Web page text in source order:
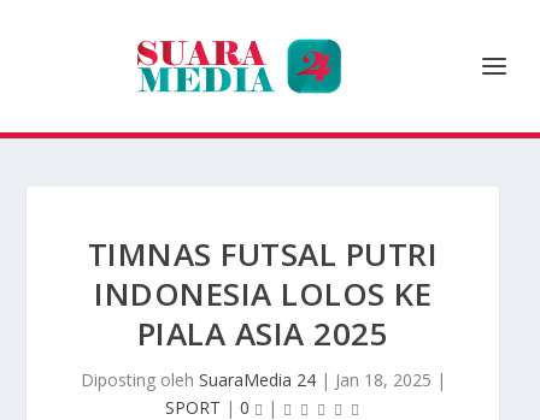
TIMNAS FUTSAL PUTRI
INDONESIA LOLOS KE
PIALA ASIA 2025
Diposting oleh SuaraMedia 24| Jan 18, 2025 |
SPORT | 0 |